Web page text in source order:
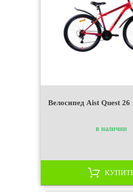
Велосипед Aist Quest 26
в наличии